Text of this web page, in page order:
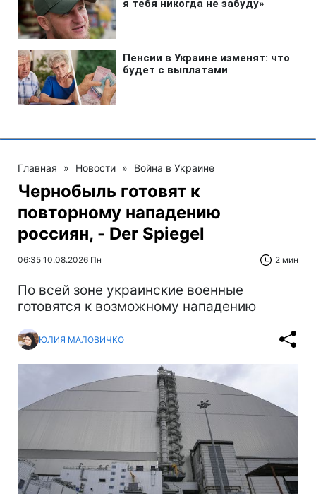
Главная » Новости » Война в Украине
Чернобыль готовят к
повторному нападению
россиян, - Der Spiegel
06:35 10.08.2026 Пн 2 мин
По всей зоне украинские военные
готовятся к возможному нападению
ЮЛИЯ МАЛОВИЧКО